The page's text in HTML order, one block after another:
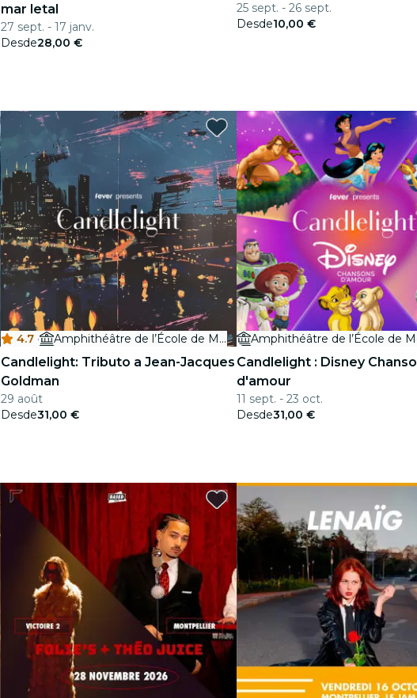
mar letal
27 sept. - 17 janv.
Desde28,00 €
25 sept. - 26 sept.
Desde10,00 €
4.7 · Amphithéâtre de l’École de Médecine
Candlelight: Tributo a Jean-Jacques
Goldman
29 août
Desde31,00 €
Amphithéâtre de l’École de
Candlelight : Disney
d'amour
11 sept. - 23 oct.
Desde31,00 €